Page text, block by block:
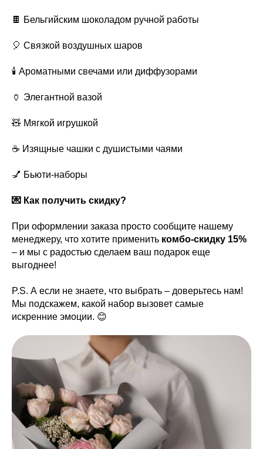
🍫 Бельгийским шоколадом ручной работы
🎈 Связкой воздушных шаров
🕯️ Ароматными свечами или диффузорами
🏺 Элегантной вазой
🧸 Мягкой игрушкой
☕ Изящные чашки с душистыми чаями
💅 Бьюти-наборы
💌 Как получить скидку?
При оформлении заказа просто сообщите нашему
менеджеру, что хотите применить комбо-скидку 15%
– и мы с радостью сделаем ваш подарок еще
выгоднее!
P.S. А если не знаете, что выбрать – доверьтесь нам!
Мы подскажем, какой набор вызовет самые
искренние эмоции. 😊